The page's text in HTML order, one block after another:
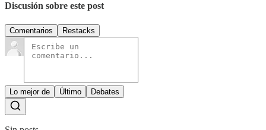
Discusión sobre este post
Comentarios Restacks
Lo mejor de Último Debates